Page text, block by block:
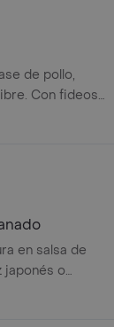
de pollo,
Con fideos
dos gyozas,
en salsa de
japonés o
repollo,